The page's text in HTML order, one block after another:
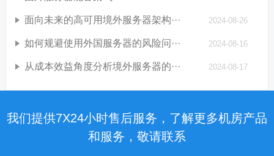
面向未来的高可用境外服务器架构··· 2024-08-26
如何规避使用外国服务器的风险问··· 2024-08-16
从成本效益角度分析境外服务器的··· 2024-08-17
我们提供7X24小时售后服务，了解更多机房产品
和服务，敬请联系